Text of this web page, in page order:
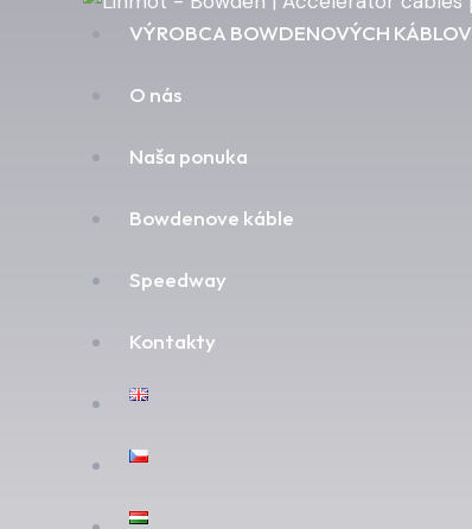
VÝROBCA BOWDENOVÝCH KÁBLOV
O nás
Naša ponuka
Bowdenove káble
Speedway
Kontakty